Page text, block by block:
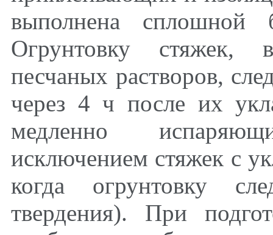
выполнена сплошной
Огрунтовку стяжек,
песчаных растворов,
через 4 ч после их
медленно
исключением стяжек с
когда огрунтовку
твердения). При